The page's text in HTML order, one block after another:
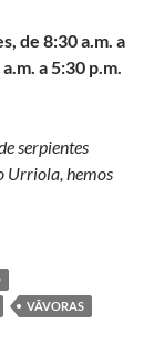
de 8:30 a.m. a
a 5:30 p.m.
serpientes
Urriola, hemos
VÃ­VORAS